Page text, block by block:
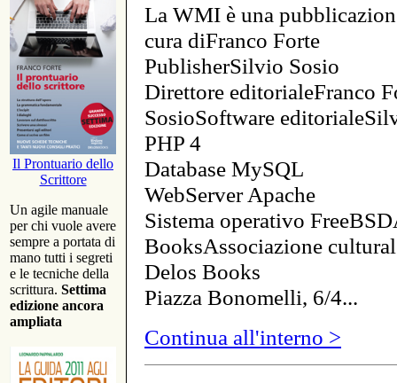
Il Prontuario dello
Scrittore
Un agile manuale
per chi vuole avere
sempre a portata di
mano tutti i segreti
e le tecniche della
scrittura. Settima
edizione ancora
ampliata
La WMI è una
cura diFranco Forte
PublisherSilvio Sosio
Direttore editorialeFranco
SosioSoftware
PHP 4
Database MySQL
WebServer Apache
Sistema operativo
BooksAssociazione
Delos Books
Piazza Bonomelli, 6/4...
Continua all'interno >